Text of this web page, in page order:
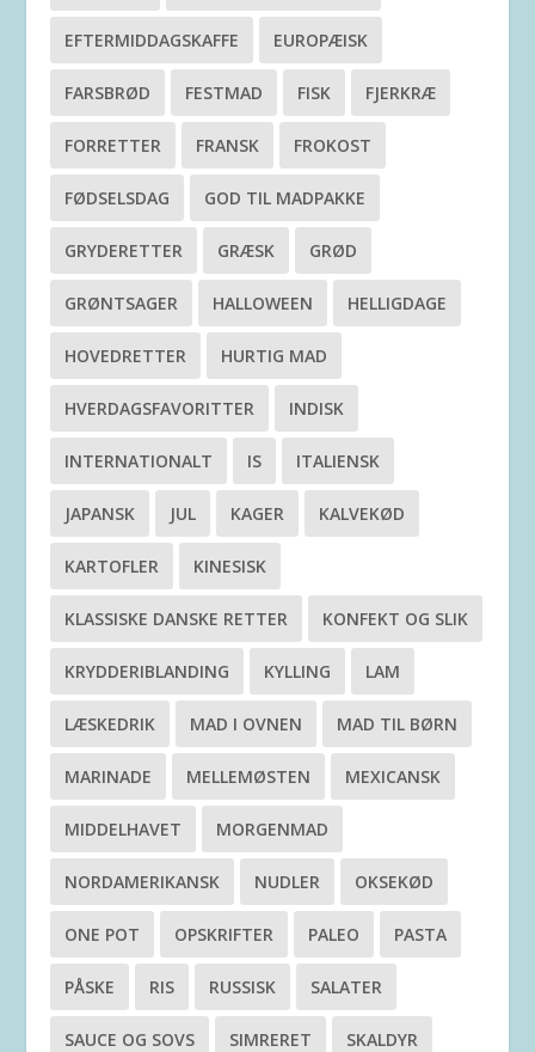
EFTERMIDDAGSKAFFE EUROPÆISK
FARSBRØD FESTMAD FISK FJERKRÆ
FORRETTER FRANSK FROKOST
FØDSELSDAG GOD TIL MADPAKKE
GRYDERETTER GRÆSK GRØD
GRØNTSAGER HALLOWEEN HELLIGDAGE
HOVEDRETTER HURTIG MAD
HVERDAGSFAVORITTER INDISK
INTERNATIONALT IS ITALIENSK
JAPANSK JUL KAGER KALVEKØD
KARTOFLER KINESISK
KLASSISKE DANSKE RETTER KONFEKT OG SLIK
KRYDDERIBLANDING KYLLING LAM
LÆSKEDRIK MAD I OVNEN MAD TIL BØRN
MARINADE MELLEMØSTEN MEXICANSK
MIDDELHAVET MORGENMAD
NORDAMERIKANSK NUDLER OKSEKØD
ONE POT OPSKRIFTER PALEO PASTA
PÅSKE RIS RUSSISK SALATER
SAUCE OG SOVS SIMRERET SKALDYR